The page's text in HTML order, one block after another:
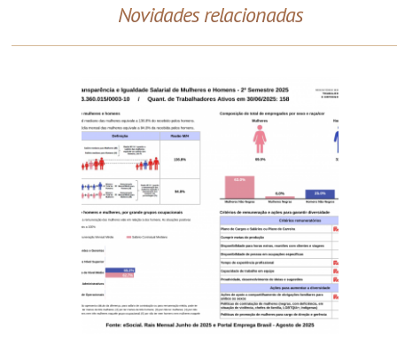
Novidades relacionadas